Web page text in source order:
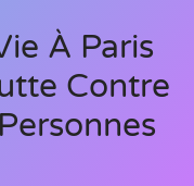
À Paris
Contre